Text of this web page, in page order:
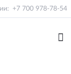
+7 700 978-78-54